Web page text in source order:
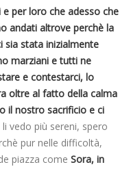
per loro che adesso che
andati altrove perchè la
sia stata inizialmente
marziani e tutti ne
e contestarci, lo
oltre al fatto della calma
il nostro sacrificio e ci
vedo più sereni, spero
pur nelle difficoltà,
piazza come Sora, in